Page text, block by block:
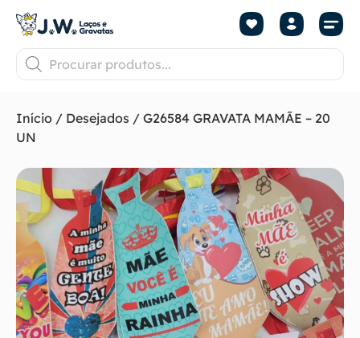
Início / Desejados / G26584 GRAVATA MAMÃE – 20
UN